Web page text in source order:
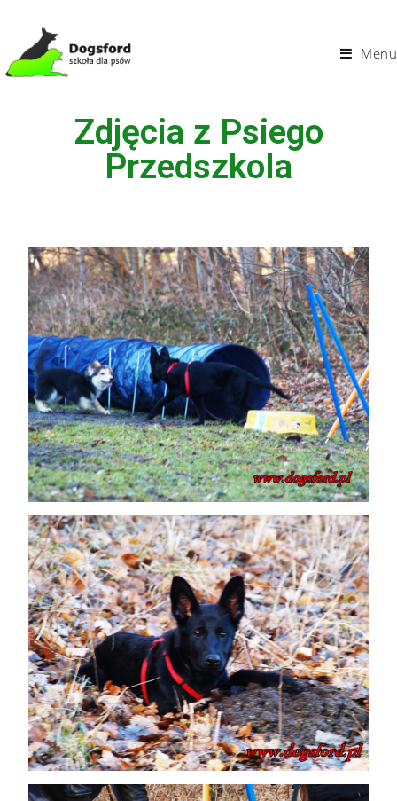
Menu
Zdjęcia z Psiego
Przedszkola